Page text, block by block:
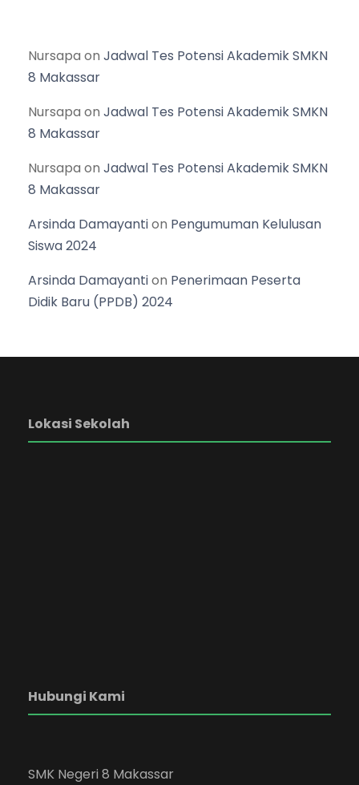
Nursapa on Jadwal Tes Potensi Akademik SMKN
8 Makassar
Nursapa on Jadwal Tes Potensi Akademik SMKN
8 Makassar
Nursapa on Jadwal Tes Potensi Akademik SMKN
8 Makassar
Arsinda Damayantion Pengumuman Kelulusan
Siswa 2024
Arsinda Damayantion Penerimaan Peserta
Didik Baru (PPDB) 2024
Lokasi Sekolah
Hubungi Kami
SMK Negeri 8 Makassar